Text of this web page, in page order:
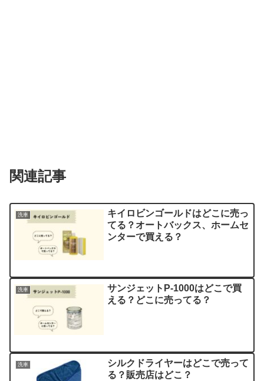
関連記事
洗車
キイロビンゴールドはどこに売っ
てる？オートバックス、ホームセ
ンターで買える？
洗車
サンジェットP-1000はどこで買
える？どこに売ってる？
洗車
シルクドライヤーはどこで売って
る？販売店はどこ？